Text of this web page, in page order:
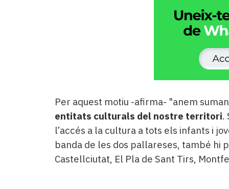
Per aquest motiu -afirma- "anem
entitats culturals del nostre territori.
l’accés a la cultura a tots els infants i
banda de les dos pallareses, també hi
Castellciutat, El Pla de Sant Tirs,